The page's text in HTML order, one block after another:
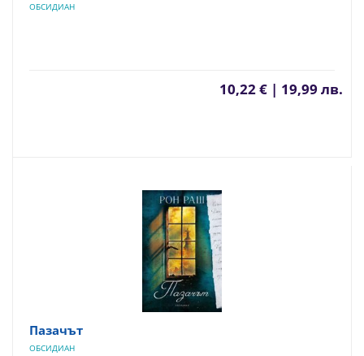
ОБСИДИАН
10,22 € | 19,99 лв.
Пазачът
ОБСИДИАН